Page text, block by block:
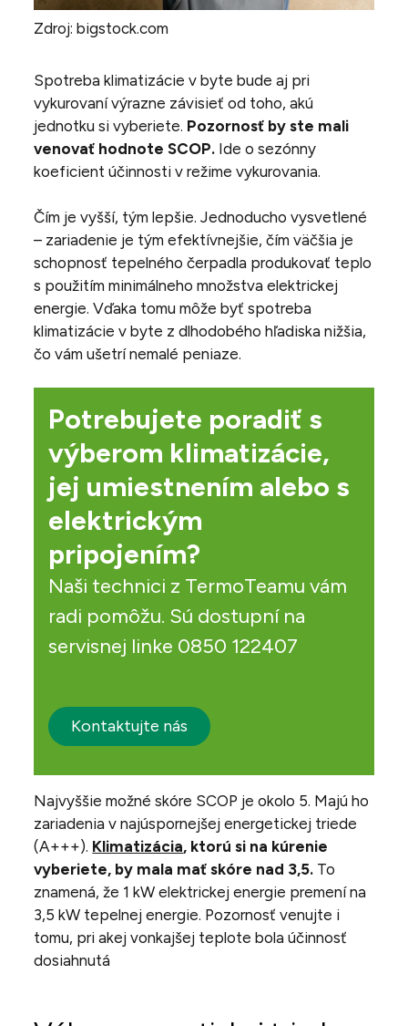
Zdroj: bigstock.com
Spotrebaklimatizácie v byte bude aj pri
vykurovaní výrazne závisieť od toho, akú
jednotku si vyberiete. Pozornosť by ste mali
venovať hodnote SCOP. Ide o sezónny
koeficient účinnosti v režime vykurovania.
Čím je vyšší, tým lepšie. Jednoducho vysvetlené
– zariadenie je tým efektívnejšie, čím väčšia je
schopnosť tepelného čerpadla produkovať teplo
s použitím minimálneho množstva elektrickej
energie. Vďaka tomu môže byť spotreba
klimatizácie v byte z dlhodobého hľadiska nižšia,
čo vám ušetrí nemalé peniaze.
Potrebujete poradiť s
výberom klimatizácie,
jej umiestnením alebo s
elektrickým
pripojením?
Naši technici z TermoTeamu vám
radi pomôžu. Sú dostupní na
servisnej linke 0850 122407
Kontaktujte nás
Najvyššie možné skóre SCOP je okolo 5. Majú ho
zariadenia v najúspornejšej energetickej triede
(A+++). Klimatizácia, ktorú si na kúrenie
vyberiete, by mala mať skóre nad 3,5. To
znamená, že 1 kW elektrickej energie premení na
3,5 kW tepelnej energie. Pozornosť venujte i
tomu, pri akej vonkajšej teplote bola účinnosť
dosiahnutá